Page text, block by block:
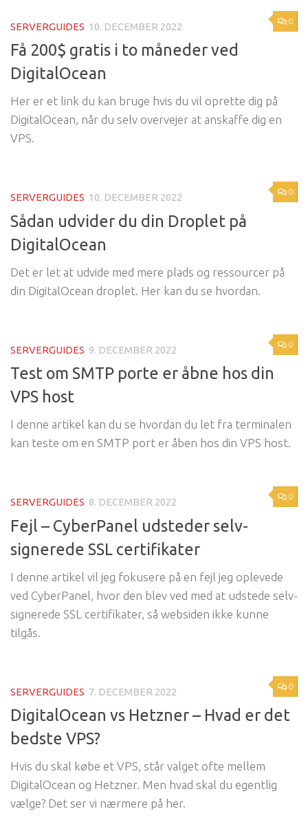
0
SERVERGUIDES 10. DECEMBER 2022
Få 200$ gratis i to måneder ved
DigitalOcean
Her er et link du kan bruge hvis du vil oprette dig på
DigitalOcean, når du selv overvejer at anskaffe dig en
VPS.
0
SERVERGUIDES 10. DECEMBER 2022
Sådan udvider du din Droplet på
DigitalOcean
Det er let at udvide med mere plads og ressourcer på
din DigitalOcean droplet. Her kan du se hvordan.
0
SERVERGUIDES 9. DECEMBER 2022
Test om SMTP porte er åbne hos din
VPS host
I denne artikel kan du se hvordan du let fra terminalen
kan teste om en SMTP port er åben hos din VPS host.
0
SERVERGUIDES 8. DECEMBER 2022
Fejl – CyberPanel udsteder selv-
signerede SSL certifikater
I denne artikel vil jeg fokusere på en fejl jeg oplevede
ved CyberPanel, hvor den blev ved med at udstede selv-
signerede SSL certifikater, så websiden ikke kunne
tilgås.
0
SERVERGUIDES 7. DECEMBER 2022
DigitalOcean vs Hetzner – Hvad er det
bedste VPS?
Hvis du skal købe et VPS, står valget ofte mellem
DigitalOcean og Hetzner. Men hvad skal du egentlig
vælge? Det ser vi nærmere på her.